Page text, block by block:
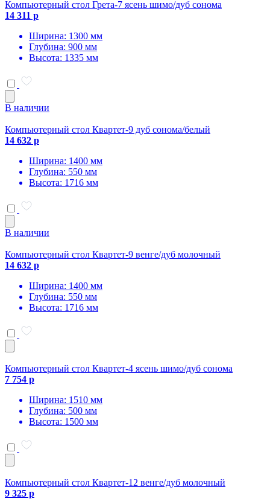
Компьютерный стол Грета-7 ясень шимо/дуб сонома
14 311 р
Ширина: 1300 мм
Глубина: 900 мм
Высота: 1335 мм
В наличии
Компьютерный стол Квартет-9 дуб сонома/белый
14 632 р
Ширина: 1400 мм
Глубина: 550 мм
Высота: 1716 мм
В наличии
Компьютерный стол Квартет-9 венге/дуб молочный
14 632 р
Ширина: 1400 мм
Глубина: 550 мм
Высота: 1716 мм
Компьютерный стол Квартет-4 ясень шимо/дуб сонома
7 754 р
Ширина: 1510 мм
Глубина: 500 мм
Высота: 1500 мм
Компьютерный стол Квартет-12 венге/дуб молочный
9 325 р